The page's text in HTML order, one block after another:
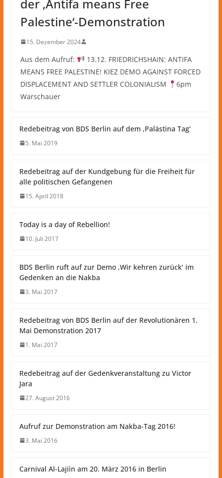
der ‚Antifa means Free
Palestine‘-Demonstration
15. Dezember 2024
Aus dem Aufruf:
13.12. FRIEDRICHSHAIN: ANTIFA
MEANS FREE PALESTINE! KIEZ DEMO AGAINST FORCED
DISPLACEMENT AND SETTLER COLONIALISM
6pm
Warschauer
Redebeitrag von BDS Berlin auf dem ‚Palästina Tag‘
5. Mai 2019
Redebeitrag auf der Kundgebung für die Freiheit für
alle politischen Gefangenen
15. April 2018
Today is a day of Rebellion!
10. Juli 2017
BDS Berlin ruft auf zur Demo ‚Wir kehren zurück‘ im
Gedenken an die Nakba
3. Mai 2017
Redebeitrag von BDS Berlin auf der Revolutionären 1.
Mai Demonstration 2017
1. Mai 2017
Redebeitrag auf der Gedenkveranstaltung zu Victor
Jara
27. August 2016
Aufruf zur Demonstration am Nakba-Tag 2016!
3. Mai 2016
Carnival Al-Lajiìn am 20. März 2016 in Berlin